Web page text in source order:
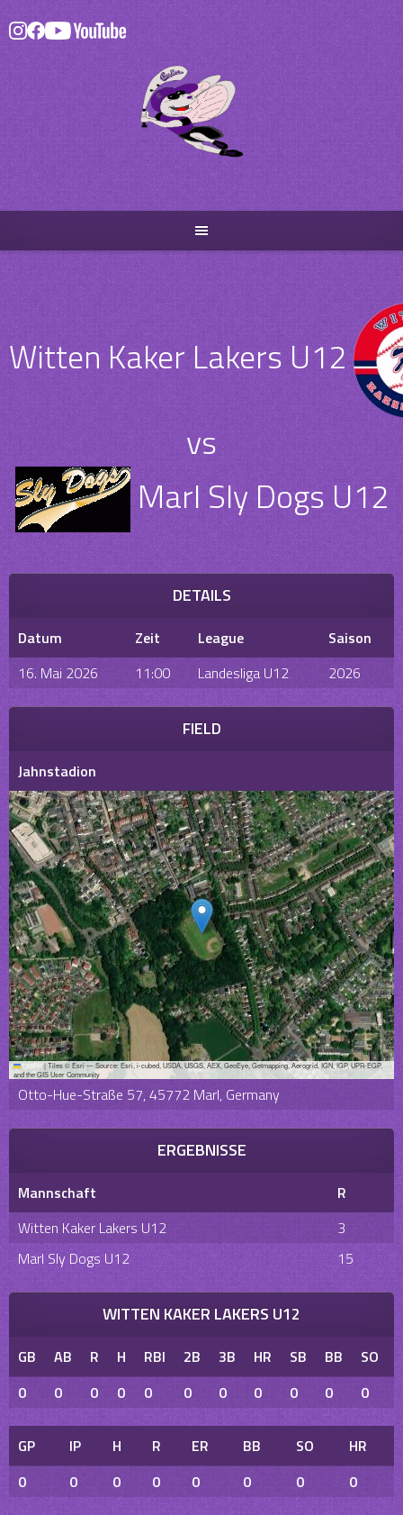
Skip
to
content
Witten Kaker Lakers U12
vs
Marl Sly Dogs U12
DETAILS
Datum Zeit League
Saison
16. Mai 2026
11:00 Landesliga U12 2026
FIELD
Jahnstadion
Leaflet |Tiles © Esri — Source: Esri, i-cubed, USDA, USGS, AEX, GeoEye, Getmapping, Aerogrid, IGN, IGP, UPR-EGP,
and the GIS User Community
Otto-Hue-Straße 57, 45772 Marl, Germany
ERGEBNISSE
Mannschaft
R
Witten Kaker Lakers U12
3
Marl Sly Dogs U12
15
WITTEN KAKER LAKERS U12
GB AB R H RBI 2B 3B HR SB BB SO
0
0 0 0 0 0 0 0 0 0 0
GP IP H R ER BB SO
HR
0
0 0 0 0 0 0 0